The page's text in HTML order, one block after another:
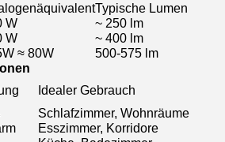
Typische Lumen
W
~ 250 lm
W
~ 400 lm
≈ 80W
500-575 lm
Idealer Gebrauch
Schlafzimmer, Wohnräume
Esszimmer, Korridore